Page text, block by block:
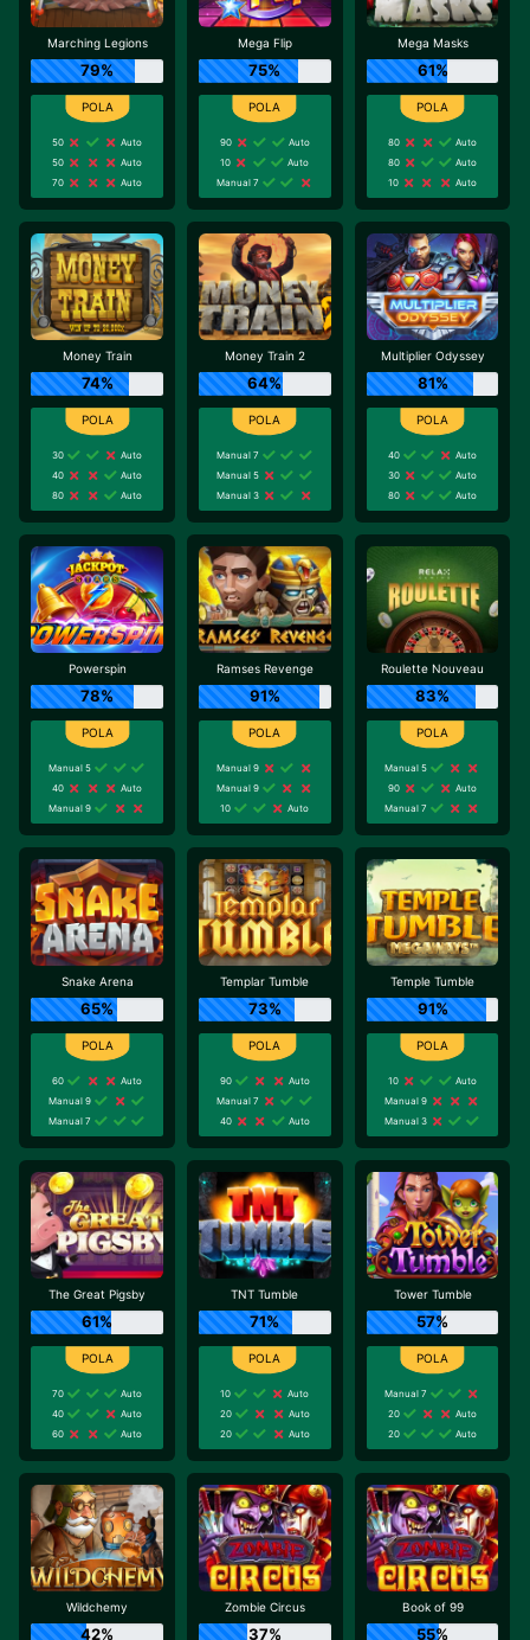
Marching Legions
79%
50
Auto
50
Auto
70
Auto
Mega Flip
75%
90
Auto
10
Auto
Manual 7
Mega Masks
61%
80
Auto
80
Auto
10
Auto
Money Train
74%
30
Auto
40
Auto
80
Auto
Money Train 2
64%
Manual 7
Manual 5
Manual 3
Multiplier Odyssey
81%
40
Auto
30
Auto
80
Auto
Powerspin
78%
Manual 5
40
Auto
Manual 9
Ramses Revenge
91%
Manual 9
Manual 9
10
Auto
Roulette Nouveau
83%
Manual 5
90
Auto
Manual 7
Snake Arena
65%
60
Auto
Manual 9
Manual 7
Templar Tumble
73%
90
Auto
Manual 7
40
Auto
Temple Tumble
91%
10
Auto
Manual 9
Manual 3
The Great Pigsby
61%
70
Auto
40
Auto
60
Auto
TNT Tumble
71%
10
Auto
20
Auto
20
Auto
Tower Tumble
57%
Manual 7
20
Auto
20
Auto
Wildchemy
42%
Zombie Circus
37%
Book of 99
55%